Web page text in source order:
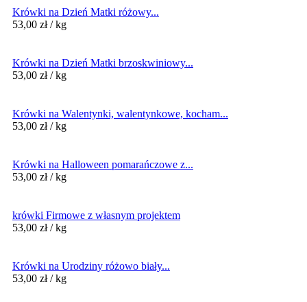
Krówki na Dzień Matki różowy...
53,00 zł / kg
Krówki na Dzień Matki brzoskwiniowy...
53,00 zł / kg
Krówki na Walentynki, walentynkowe, kocham...
53,00 zł / kg
Krówki na Halloween pomarańczowe z...
53,00 zł / kg
krówki Firmowe z własnym projektem
53,00 zł / kg
Krówki na Urodziny różowo biały...
53,00 zł / kg